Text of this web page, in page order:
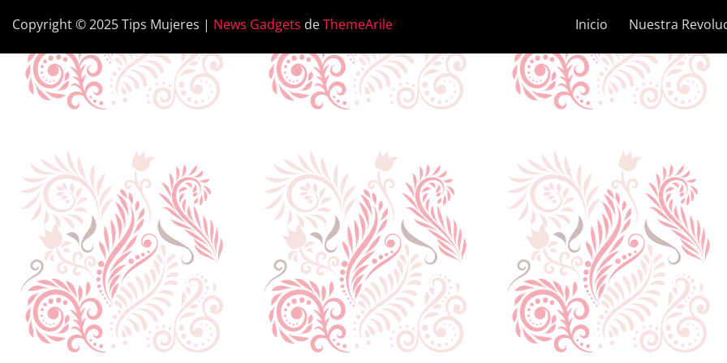
Copyright © 2025 Tips Mujeres | News Gadgets deThemeArile Inicio Nuestra